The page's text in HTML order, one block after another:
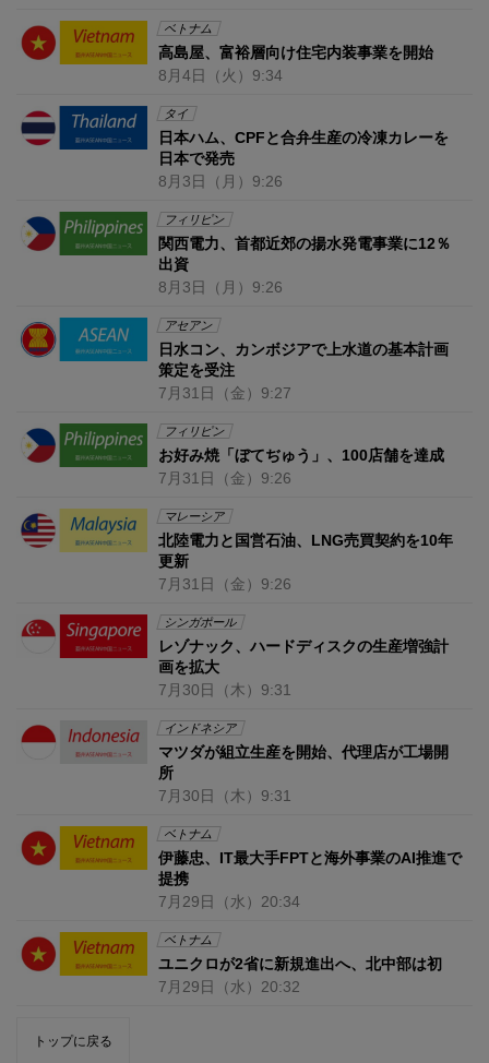
ベトナム
高島屋、富裕層向け住宅内装事業を開始
8月4日 （火） 9:34
タイ
日本ハム、CPFと合弁生産の冷凍カレーを
日本で発売
8月3日 （月） 9:26
フィリピン
関西電力、首都近郊の揚水発電事業に12％
出資
8月3日 （月） 9:26
アセアン
日水コン、カンボジアで上水道の基本計画
策定を受注
7月31日 （金） 9:27
フィリピン
お好み焼「ぼてぢゅう」、100店舗を達成
7月31日 （金） 9:26
マレーシア
北陸電力と国営石油、LNG売買契約を10年
更新
7月31日 （金） 9:26
シンガポール
レゾナック、ハードディスクの生産増強計
画を拡大
7月30日 （木） 9:31
インドネシア
マツダが組立生産を開始、代理店が工場開
所
7月30日 （木） 9:31
ベトナム
伊藤忠、IT最大手FPTと海外事業のAI推進で
提携
7月29日 （水） 20:34
ベトナム
ユニクロが2省に新規進出へ、北中部は初
7月29日 （水） 20:32
トップに戻る